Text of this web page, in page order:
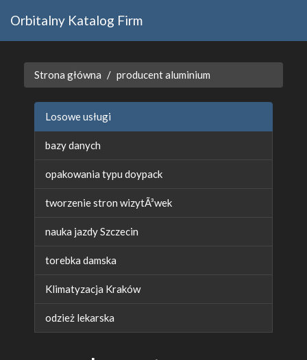
Orbitalny Katalog Firm
Strona główna producent aluminium
Losowe usługi
bazy danych
opakowania typu doypack
tworzenie stron wizytÃ³wek
nauka jazdy Szczecin
torebka damska
Klimatyzacja Kraków
odzież lekarska